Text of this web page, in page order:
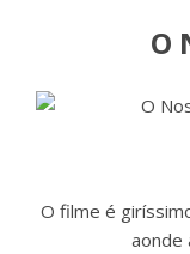
O
O filme é
aonde